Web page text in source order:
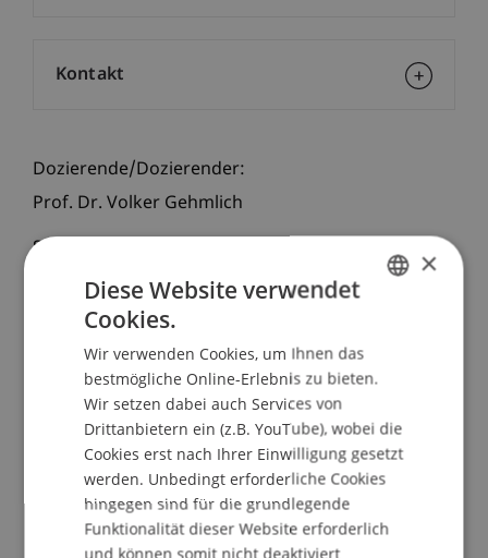
Dozierende/Dozierender:
Prof. Dr. Volker Gehmlich
School/Professur:
Empfang
Das International Office freut sich, alle
Dozierenden und Modulleiter an der Hochschule
Liechtenstein zu einem Workshop zum Thema
"Learning Outcomes" mit Dr. Volker Gehmlich
einzuladen. Herr Gehmlich wird im Rahmen
seiner Tätigkeit als externer Experte für den
"Nationalen Qualifikationsrahmen für das
Hochschulwesen" (NQF.li-HE) in Liechtenstein
sein und während seines Besuchs für diese
Kontakt
×
Diese Website verwendet
Cookies.
Wir verwenden Cookies, um Ihnen das
bestmögliche Online-Erlebnis zu bieten.
Wir setzen dabei auch Services von
Drittanbietern ein (z.B. YouTube), wobei die
Cookies erst nach Ihrer Einwilligung gesetzt
werden. Unbedingt erforderliche Cookies
hingegen sind für die grundlegende
Funktionalität dieser Website erforderlich
und können somit nicht deaktiviert